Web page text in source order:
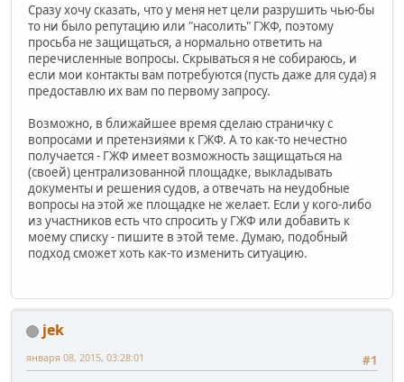
Сразу хочу сказать, что у меня нет цели разрушить чью-бы
то ни было репутацию или "насолить" ГЖФ, поэтому
просьба не защищаться, а нормально ответить на
перечисленные вопросы. Скрываться я не собираюсь, и
если мои контакты вам потребуются (пусть даже для суда) я
предоставлю их вам по первому запросу.
Возможно, в ближайшее время сделаю страничку с
вопросами и претензиями к ГЖФ. А то как-то нечестно
получается - ГЖФ имеет возможность защищаться на
(своей) централизованной площадке, выкладывать
документы и решения судов, а отвечать на неудобные
вопросы на этой же площадке не желает. Если у кого-либо
из участников есть что спросить у ГЖФ или добавить к
моему списку - пишите в этой теме. Думаю, подобный
подход сможет хоть как-то изменить ситуацию.
jek
#1
января 08, 2015, 03:28:01